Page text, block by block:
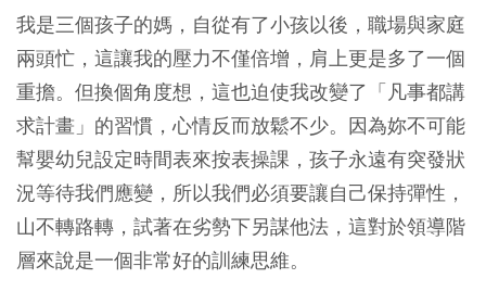
我是三個孩子的媽，自從有了小孩以後，職場與家庭
兩頭忙，這讓我的壓力不僅倍增，肩上更是多了一個
重擔。但換個角度想，這也迫使我改變了「凡事都講
求計畫」的習慣，心情反而放鬆不少。因為妳不可能
幫嬰幼兒設定時間表來按表操課，孩子永遠有突發狀
況等待我們應變，所以我們必須要讓自己保持彈性，
山不轉路轉，試著在劣勢下另謀他法，這對於領導階
層來說是一個非常好的訓練思維。